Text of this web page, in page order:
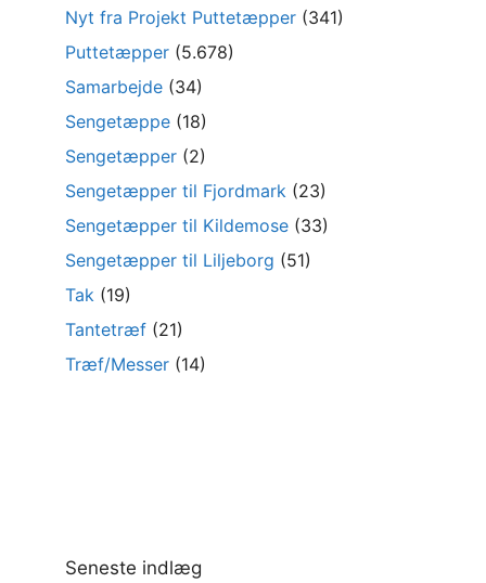
Nyt fra Projekt Puttetæpper (341)
Puttetæpper (5.678)
Samarbejde (34)
Sengetæppe (18)
Sengetæpper (2)
Sengetæpper til Fjordmark (23)
Sengetæpper til Kildemose (33)
Sengetæpper til Liljeborg (51)
Tak (19)
Tantetræf (21)
Træf/Messer (14)
Seneste indlæg